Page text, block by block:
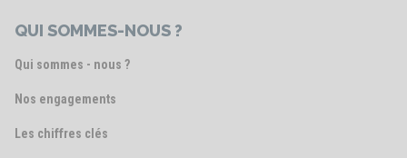
QUI SOMMES-NOUS ?
Qui sommes - nous ?
Nos engagements
Les chiffres clés